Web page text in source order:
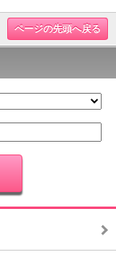
ページの先頭へ戻る